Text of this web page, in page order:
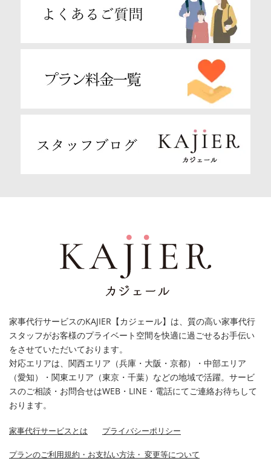
家事代行サービスのKAJIER【カジェール】は、質の高い家事代行
スタッフがお客様のプライベート空間を快適に過ごせるお手伝い
をさせていただいております。
対応エリアは、関西エリア（兵庫・大阪・京都）・中部エリア
（愛知）・関東エリア（東京・千葉）などの地域で活躍。サービ
スのご相談・お問合せはWEB・LINE・電話にてご連絡お待ちして
おります。
家事代行サービスとは プライバシーポリシー
プランのご利用規約・お支払い方法・ 変更等について